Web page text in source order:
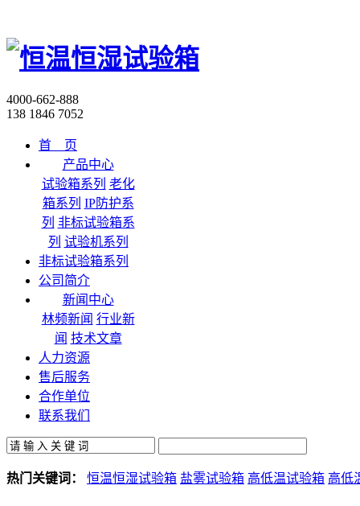
4000-662-888
138 1846 7052
首 页
产品中心
试验箱系列 老化
箱系列 IP防护系
列 非标试验箱系
列 试验机系列
非标试验箱系列
公司简介
新闻中心
林频新闻 行业新
闻 技术文章
人力资源
售后服务
合作单位
联系我们
热门关键词： 恒温恒湿试验箱 盐雾试验箱 高低温试验箱 高低